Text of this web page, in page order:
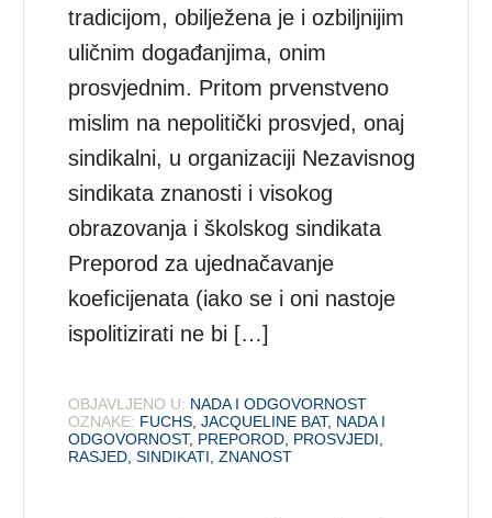
tradicijom, obilježena je i ozbiljnijim
uličnim događanjima, onim
prosvjednim. Pritom prvenstveno
mislim na nepolitički prosvjed, onaj
sindikalni, u organizaciji Nezavisnog
sindikata znanosti i visokog
obrazovanja i školskog sindikata
Preporod za ujednačavanje
koeficijenata (iako se i oni nastoje
ispolitizirati ne bi […]
OBJAVLJENO U: NADA I ODGOVORNOST
OZNAKE: FUCHS ,JACQUELINE BAT, NADA I
ODGOVORNOST, PREPOROD PROSVJEDI
RASJED ,SINDIKATI ,ZNANOST